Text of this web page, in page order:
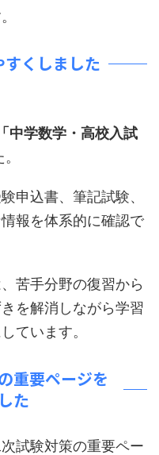
くしました
「中学数学・高校入試
申込書、筆記試験、
報を体系的に確認で
苦手分野の復習から
を解消しながら学習
ています。
重要ページを
た
試験対策の重要ペー